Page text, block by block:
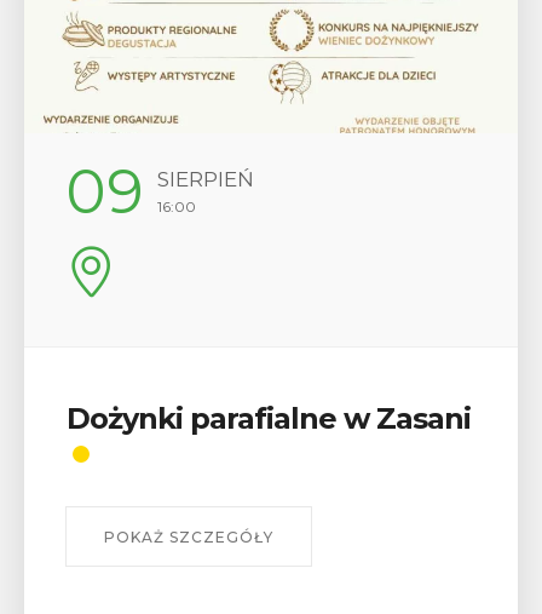
12 SIERPIEŃ
17:00
Wykład „Jak zdobyć
odznaki na myślenickich
W środę 12 sierpnia o godz. 17 w Miejskiej